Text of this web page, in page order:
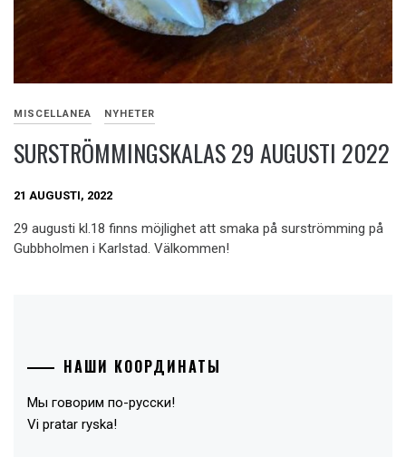
MISCELLANEA NYHETER
SURSTRÖMMINGSKALAS 29 AUGUSTI 2022
21 AUGUSTI, 2022
29 augusti kl.18 finns möjlighet att smaka på surströmming på
Gubbholmen i Karlstad. Välkommen!
НАШИ КООРДИНАТЫ
Мы говорим по-русски!
Vi pratar ryska!